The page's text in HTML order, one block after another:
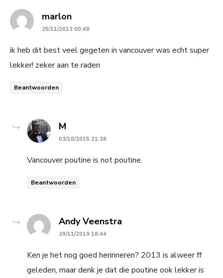
marlonsays:
25/11/2013 00:48
ik heb dit best veel gegeten in vancouver was echt super
lekker! zeker aan te raden
Beantwoorden
M
03/10/2015 21:38
Vancouver poutine is not poutine.
Beantwoorden
Andy Veenstra
29/11/2019 18:44
Ken je het nog goed herinneren? 2013 is alweer ff
geleden, maar denk je dat die poutine ook lekker is